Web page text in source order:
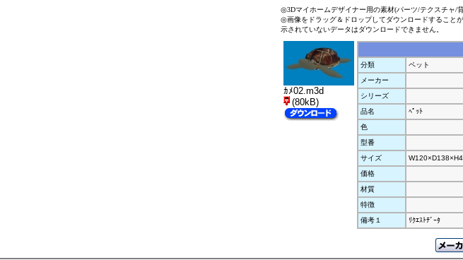
◎3Dマイホームデザイナー用の素材(パーツ/テクスチャ/
◎画像をドラッグ＆ドロップしてダウンロードすること
示されていないデータはダウンロードできません。
ｶﾒ02.m3d
(80kB)
分類
ペット
メーカー
シリーズ
品名
ﾍﾟｯﾄ
色
型番
サイズ
価格
材質
特徴
備考１
ﾘｸｴｽﾄﾃﾞｰﾀ